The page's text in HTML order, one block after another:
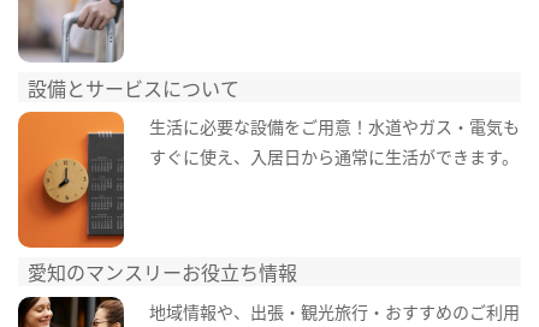
設備とサービスについて
生活に必要な設備をご用意！水道やガス・電気も
すぐに使え、入居日から通常に生活ができます。
愛知のマンスリーお役立ち情報
地域情報や、出張・観光旅行・おすすめのご利用